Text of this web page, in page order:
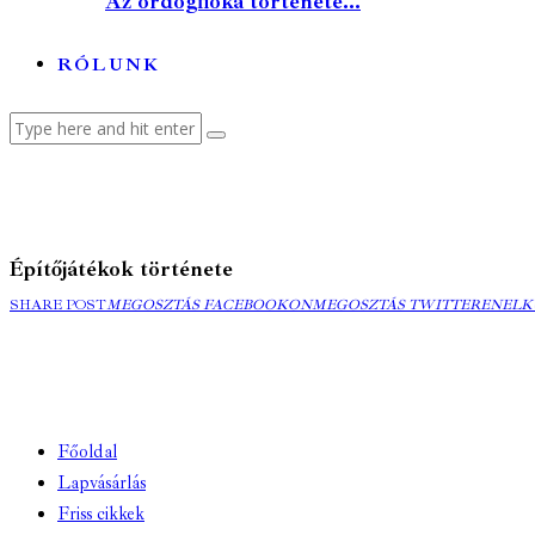
RÓLUNK
Építőjátékok története
SHARE POSTMEGOSZTÁS
MEGOSZTÁS FACEBOOKONMEGOSZTÁS
MEGOSZTÁS TWITTEREN
Főoldal
Lapvásárlás
Friss cikkek